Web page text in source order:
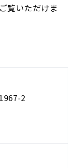
覧いただけま
2